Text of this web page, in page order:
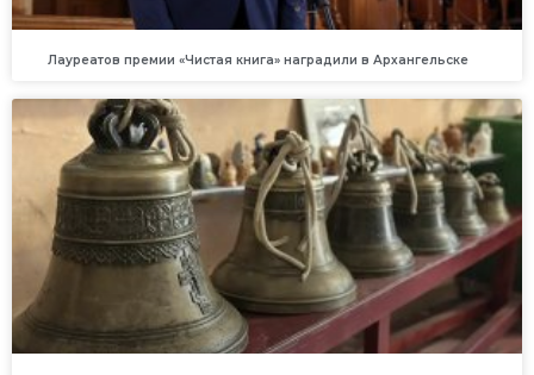
Лауреатов премии «Чистая книга» наградили в Архангельске